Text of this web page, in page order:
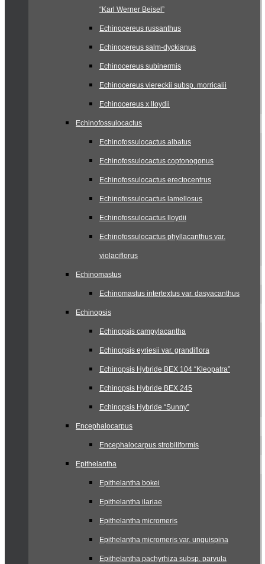
“Karl Werner Beisel”
Echinocereus russanthus
Echinocereus salm-dyckianus
Echinocereus subinermis
Echinocereus viereckii subsp. morricalii
Echinocereus x lloydii
Echinofossulocactus
Echinofossulocactus albatus
Echinofossulocactus coptonogonus
Echinofossulocactus erectocentrus
Echinofossulocactus lamellosus
Echinofossulocactus lloydii
Echinofossulocactus phyllacanthus var.
violaciflorus
Echinomastus
Echinomastus intertextus var. dasyacanthus
Echinopsis
Echinopsis campylacantha
Echinopsis eyriesii var. grandiflora
Echinopsis Hybride BEX 104 “Kleopatra”
Echinopsis Hybride BEX 245
Echinopsis Hybride “Sunny”
Encephalocarpus
Encephalocarpus strobiliformis
Epithelantha
Epithelantha bokei
Epithelantha ilariae
Epithelantha micromeris
Epithelantha micromeris var. unguispina
Epithelantha pachyrhiza subsp. parvula